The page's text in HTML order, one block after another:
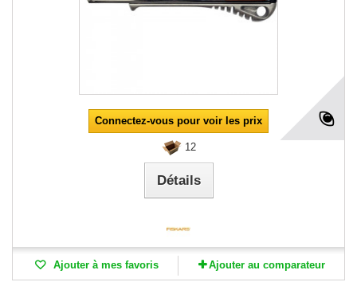
Connectez-vous pour voir les prix
12
Détails
Ajouter à mes favoris Ajouter au comparateur